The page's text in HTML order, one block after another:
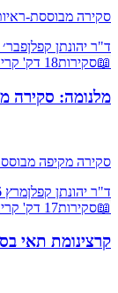
סקירה מבוססת-ראיות
ד"ר יהונתן קפלןפבר׳ 2026
📖סקירות18 דק'
מלנומה: סקירה
סקירה מקיפה
ד"ר יהונתן קפלןמרץ 2026
📖סקירות17 דק'
קרצינומת תאי